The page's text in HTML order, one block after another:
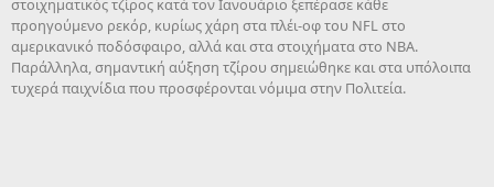
στοιχηματικός τζίρος κατά τον Ιανουάριο ξεπέρασε κάθε
προηγούμενο ρεκόρ, κυρίως χάρη στα πλέι-οφ του NFL στο
αμερικανικό ποδόσφαιρο, αλλά και στα στοιχήματα στο NBA.
Παράλληλα, σημαντική αύξηση τζίρου σημειώθηκε και στα υπόλοιπα
τυχερά παιχνίδια που προσφέρονται νόμιμα στην Πολιτεία.